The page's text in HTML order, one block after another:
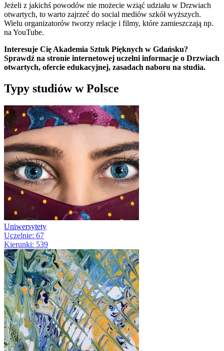
Jeżeli z jakichś powodów nie możecie wziąć udziału w Drzwiach
otwartych, to warto zajrzeć do social mediów szkół wyższych.
Wielu organizatorów tworzy relacje i filmy, które zamieszczają np.
na YouTube.
Interesuje Cię Akademia Sztuk Pięknych w Gdańsku?
Sprawdź na stronie internetowej uczelni informacje o Drzwiach
otwartych, ofercie edukacyjnej, zasadach naboru na studia.
Typy studiów w Polsce
Uniwersytety
Uczelnie: 67
Kierunki: 539